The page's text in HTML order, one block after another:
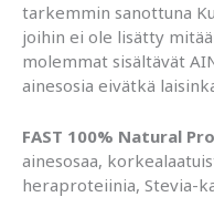
tarkemmin sanottuna
joihin ei ole lisätty
molemmat sisältävät
ainesosia eivätkä
FAST 100% Natural
ainesosaa,
heraproteiinia, Stevia-